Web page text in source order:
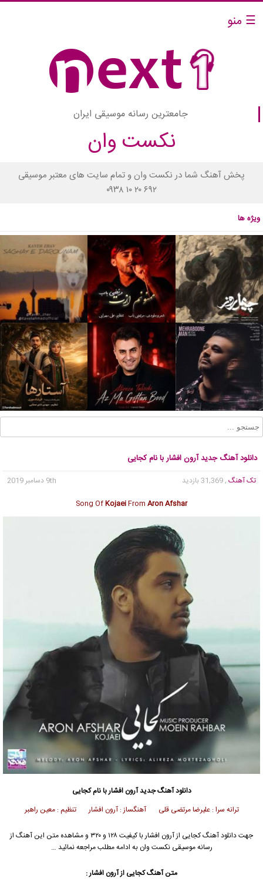
☰ منو
جامعترین رسانه موسیقی ایران
نکست وان
پخش آهنگ شما در نکست وان و تمام سایت های معتبر موسیقی
۰۹۳۸ ۱۰ ۲۰ ۶۹۲
ویژه ها
دانلود آهنگ جدید آرون افشار با نام کجایی
تک آهنگ , 31,369 بازدید
9th دسامبر 2019
Song OfKojaeiFrom Aron Afshar
دانلود آهنگ جدیدآرون افشار با نام کجایی
ترانه سرا : علیرضا مرتضی قلی آهنگساز : آرون افشار تنظیم : معین راهبر
جهت دانلود آهنگ کجایی از آرون افشار با کیفیت ۱۲۸ و ۳۲۰ و مشاهده متن این آهنگ از
رسانه موسیقی نکست وان به ادامه مطلب مراجعه نمائید …
متن آهنگ کجایی از آرون افشار :